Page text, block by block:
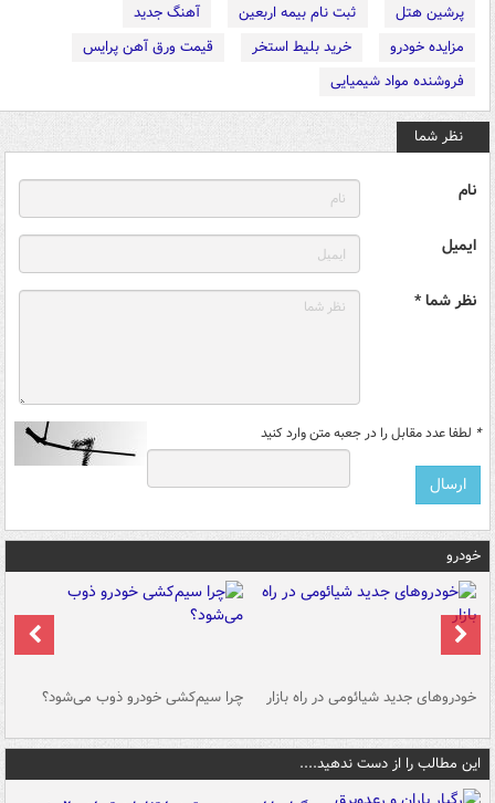
پرشین هتل
ثبت نام بیمه اربعین
آهنگ جدید
مزایده خودرو
خرید بلیط استخر
قیمت ورق آهن پرایس
فروشنده مواد شیمیایی
نظر شما
نام
ایمیل
نظر شما *
* لطفا عدد مقابل را در جعبه متن وارد کنید
خودرو
خودروهای جدید شیائومی در راه بازار چرا سیم‌کشی خودرو ذوب می‌شود؟
این مطالب را از دست ندهید....